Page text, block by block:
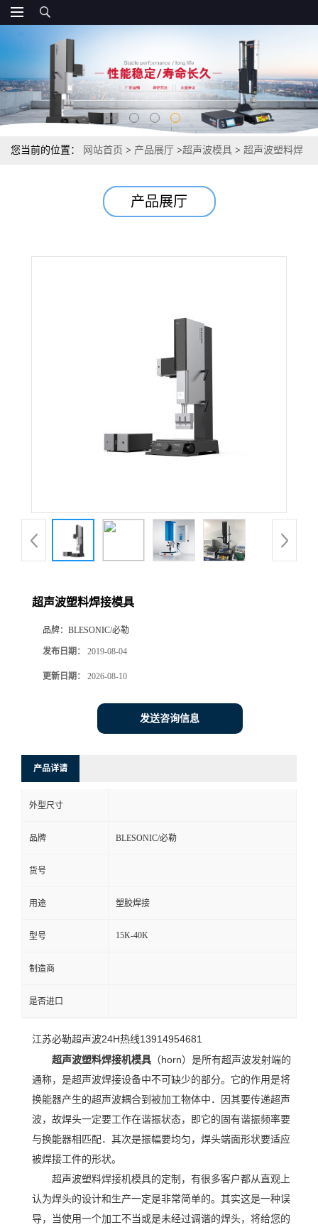
您当前的位置： 网站首页 > 产品展厅 >超声波模具 > 超声波塑料焊
产品展厅
超声波塑料焊接模具
品牌： BLESONIC/必勒
发布日期： 2019-08-04
更新日期： 2026-08-10
发送咨询信息
产品详请
外型尺寸
品牌 BLESONIC/必勒
货号
用途 塑胶焊接
型号 15K-40K
制造商
是否进口
江苏必勒超声波24H热线13914954681
超声波塑料焊接机模具 （horn）是所有超声波发射端的
通称，是超声波焊接设备中不可缺少的部分。它的作用是将
换能器产生的超声波耦合到被加工物体中．因其要传递超声
波，故焊头一定要工作在谐振状态，即它的固有谐振频率要
与换能器相匹配．其次是振幅要均匀，焊头端面形状要适应
被焊接工件的形状。
超声波塑料焊接机模具的定制，有很多客户都从直观上
认为焊头的设计和生产一定是非常简单的。其实这是一种误
导，当使用一个加工不当或是未经过调谐的焊头，将给您的